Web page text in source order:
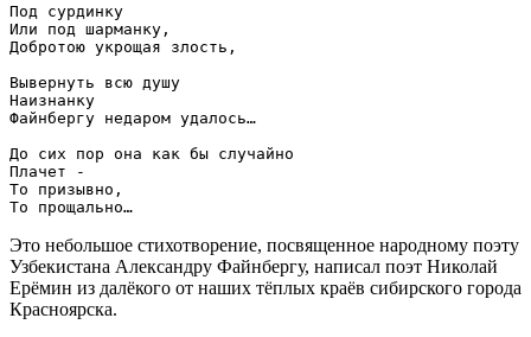
Под сурдинку
Или под шарманку,
Добротою укрощая злость,
Вывернуть всю душу
Наизнанку
Файнбергу недаром удалось…
До сих пор она как бы случайно
Плачет -
То призывно,
Это небольшое стихотворение, посвященное народному поэту
Узбекистана Александру Файнбергу, написал поэт Николай
Ерёмин из далёкого от наших тёплых краёв сибирского города
Красноярска.